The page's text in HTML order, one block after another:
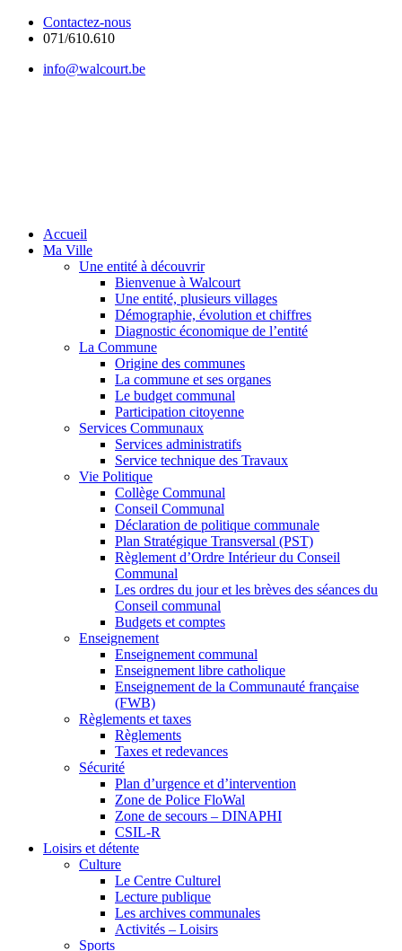
Contactez-nous
071/610.610
info@walcourt.be
Accueil
Ma Ville
Une entité à découvrir
Bienvenue à Walcourt
Une entité, plusieurs villages
Démographie, évolution et chiffres
Diagnostic économique de l’entité
La Commune
Origine des communes
La commune et ses organes
Le budget communal
Participation citoyenne
Services Communaux
Services administratifs
Service technique des Travaux
Vie Politique
Collège Communal
Conseil Communal
Déclaration de politique communale
Plan Stratégique Transversal (PST)
Règlement d’Ordre Intérieur du Conseil
Communal
Les ordres du jour et les brèves des séances du
Conseil communal
Budgets et comptes
Enseignement
Enseignement communal
Enseignement libre catholique
Enseignement de la Communauté française
(FWB)
Règlements et taxes
Règlements
Taxes et redevances
Sécurité
Plan d’urgence et d’intervention
Zone de Police FloWal
Zone de secours – DINAPHI
CSIL-R
Loisirs et détente
Culture
Le Centre Culturel
Lecture publique
Les archives communales
Activités – Loisirs
Sports